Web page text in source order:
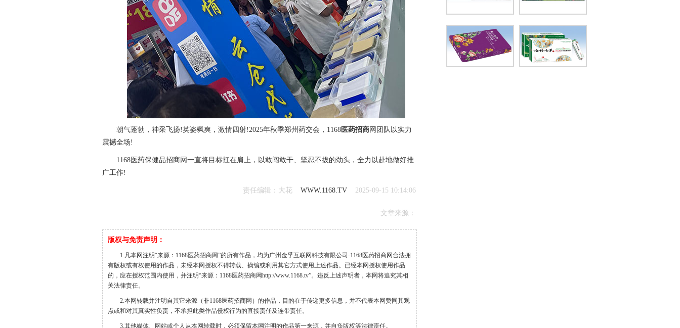
朝气蓬勃，神采飞扬!英姿飒爽，激情四射!2025年秋季郑州药交会，1168医药招商网团队以实力
震撼全场!
1168医药保健品招商网一直将目标扛在肩上，以敢闯敢干、坚忍不拔的劲头，全力以赴地做好推
广工作!
责任编辑：大花 WWW.1168.TV 2025-09-15 10:14:06
文章来源：
版权与免责声明：
1.凡本网注明“来源：1168医药招商网”的所有作品，均为广州金孚互联网科技有限公司-1168医药招商网合法拥
有版权或有权使用的作品，未经本网授权不得转载、摘编或利用其它方式使用上述作品。已经本网授权使用作品
的，应在授权范围内使用，并注明“来源：1168医药招商网http://www.1168.tv”。违反上述声明者，本网将追究其相
关法律责任。
2.本网转载并注明自其它来源（非1168医药招商网）的作品，目的在于传递更多信息，并不代表本网赞同其观
点或和对其真实性负责，不承担此类作品侵权行为的直接责任及连带责任。
3.其他媒体、网站或个人从本网转载时，必须保留本网注明的作品第一来源，并自负版权等法律责任。